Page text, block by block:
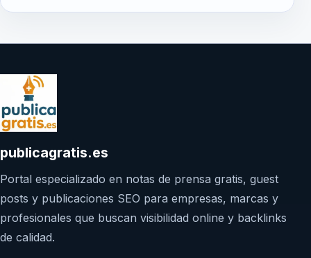
publicagratis.es
Portal especializado en notas de prensa gratis, guest
posts y publicaciones SEO para empresas, marcas y
profesionales que buscan visibilidad online y backlinks
de calidad.